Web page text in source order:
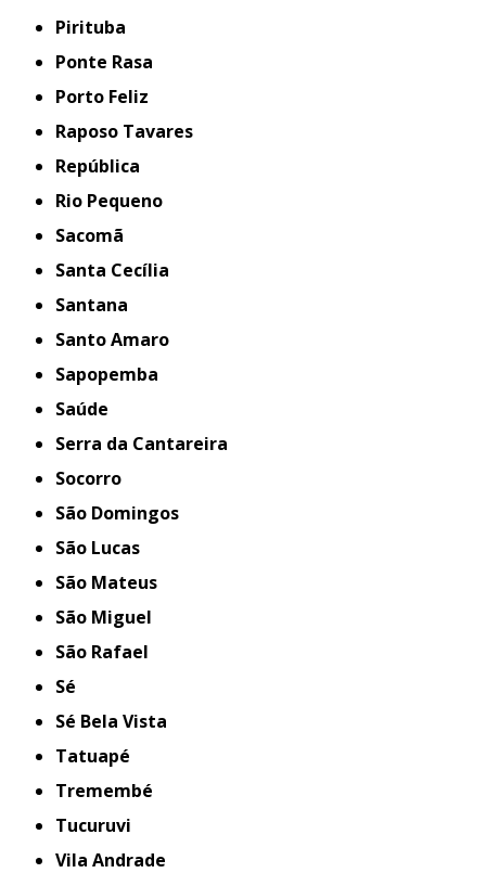
Pirituba
Ponte Rasa
Porto Feliz
Raposo Tavares
República
Rio Pequeno
Sacomã
Santa Cecília
Santana
Santo Amaro
Sapopemba
Saúde
Serra da Cantareira
Socorro
São Domingos
São Lucas
São Mateus
São Miguel
São Rafael
Sé
Sé Bela Vista
Tatuapé
Tremembé
Tucuruvi
Vila Andrade